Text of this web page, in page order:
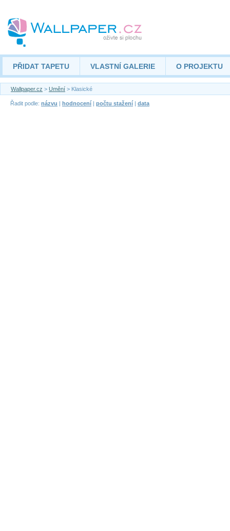
PŘIDAT TAPETU VLASTNÍ GALERIE O PROJEKTU
Wallpaper.cz > Umění > Klasické
Řadit podle: názvu | hodnocení | počtu stažení | data